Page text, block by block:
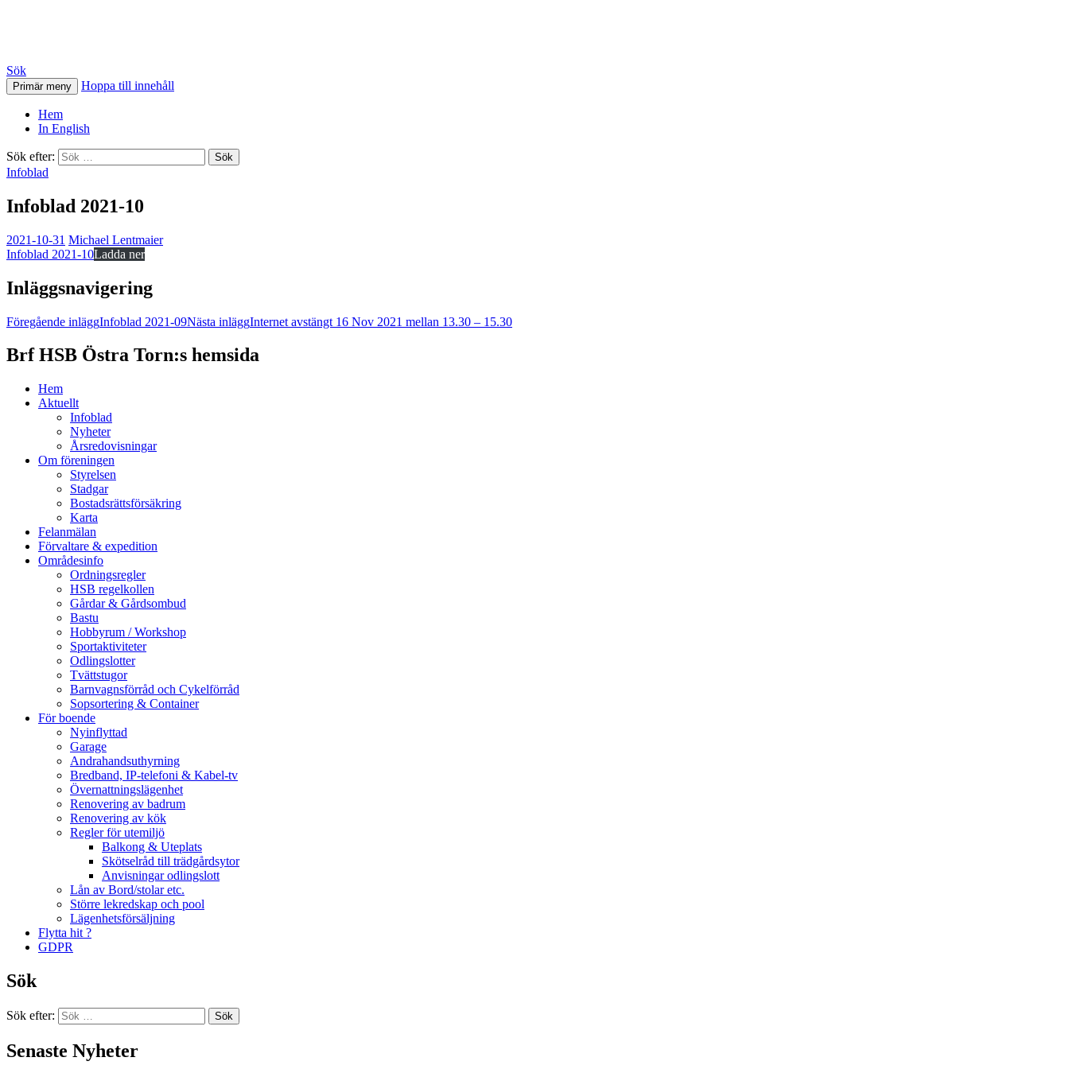
Sök
Primär meny Hoppa till innehåll
Hem
In English
Sök efter:
Infoblad
Infoblad 2021-10
2021-10-31 Michael Lentmaier
Infoblad 2021-10Ladda ner
Inläggsnavigering
Föregående inläggInfoblad 2021-09Nästa inläggInternet avstängt 16 Nov 2021 mellan 13.30 – 15.30
Brf HSB Östra Torn:s hemsida
Hem
Aktuellt
Infoblad
Nyheter
Årsredovisningar
Om föreningen
Styrelsen
Stadgar
Bostadsrättsförsäkring
Karta
Felanmälan
Förvaltare & expedition
Områdesinfo
Ordningsregler
HSB regelkollen
Gårdar & Gårdsombud
Bastu
Hobbyrum / Workshop
Sportaktiviteter
Odlingslotter
Tvättstugor
Barnvagnsförråd och Cykelförråd
Sopsortering & Container
För boende
Nyinflyttad
Garage
Andrahandsuthyrning
Bredband, IP-telefoni & Kabel-tv
Övernattningslägenhet
Renovering av badrum
Renovering av kök
Regler för utemiljö
Balkong & Uteplats
Skötselråd till trädgårdsytor
Anvisningar odlingslott
Lån av Bord/stolar etc.
Större lekredskap och pool
Lägenhetsförsäljning
Flytta hit ?
GDPR
Sök
Sök efter:
Senaste Nyheter